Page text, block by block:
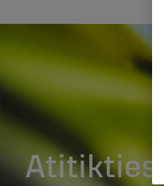
Atitikties